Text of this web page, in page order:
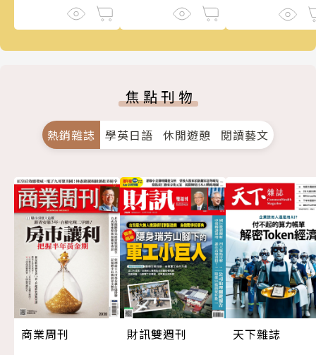
焦點刊物
熱銷雜誌 學英日語 休閒遊憩 閱讀藝文
商業周刊
財訊雙週刊
天下雜誌